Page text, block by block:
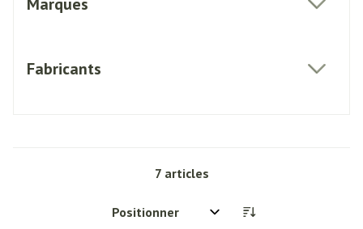
Fabricants
7articles
Trier par: